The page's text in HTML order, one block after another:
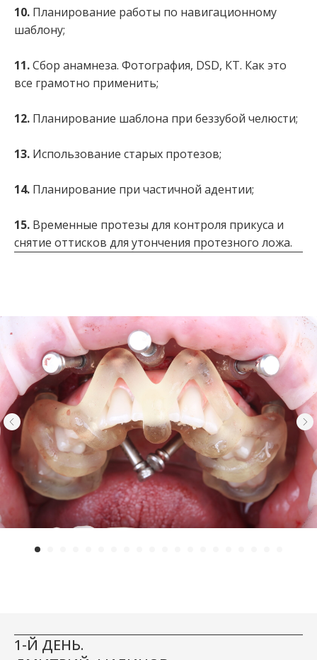
10. Планирование работы по навигационному
шаблону;
11.Сбор анамнеза. Фотография, DSD, КТ. Как это
все грамотно применить;
12. Планирование шаблона при беззубой челюсти;
13. Использование старых протезов;
14. Планирование при частичной адентии;
15. Временные протезы для контроля прикуса и
снятие оттисков для утончения протезного ложа.
1-Й ДЕНЬ.